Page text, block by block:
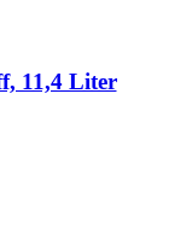
11,4 Liter